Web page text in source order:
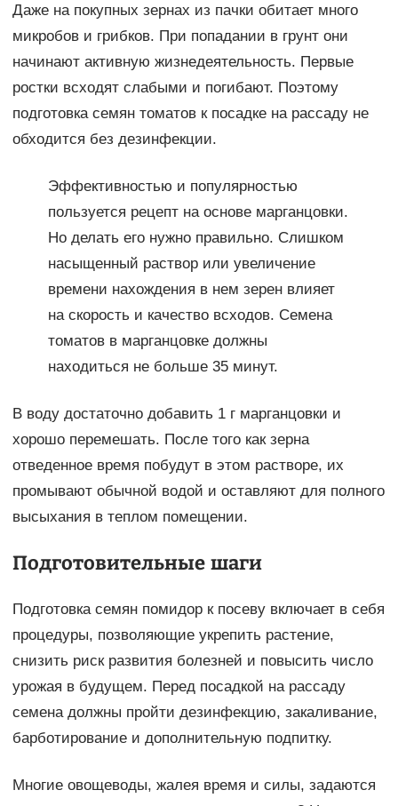
Даже на покупных зернах из пачки обитает много
микробов и грибков. При попадании в грунт они
начинают активную жизнедеятельность. Первые
ростки всходят слабыми и погибают. Поэтому
подготовка семян томатов к посадке на рассаду не
обходится без дезинфекции.
Эффективностью и популярностью
пользуется рецепт на основе марганцовки.
Но делать его нужно правильно. Слишком
насыщенный раствор или увеличение
времени нахождения в нем зерен влияет
на скорость и качество всходов. Семена
томатов в марганцовке должны
находиться не больше 35 минут.
В воду достаточно добавить 1 г марганцовки и
хорошо перемешать. После того как зерна
отведенное время побудут в этом растворе, их
промывают обычной водой и оставляют для полного
высыхания в теплом помещении.
Подготовительные шаги
Подготовка семян помидор к посеву включает в себя
процедуры, позволяющие укрепить растение,
снизить риск развития болезней и повысить число
урожая в будущем. Перед посадкой на рассаду
семена должны пройти дезинфекцию, закаливание,
барботирование и дополнительную подпитку.
Многие овощеводы, жалея время и силы, задаются